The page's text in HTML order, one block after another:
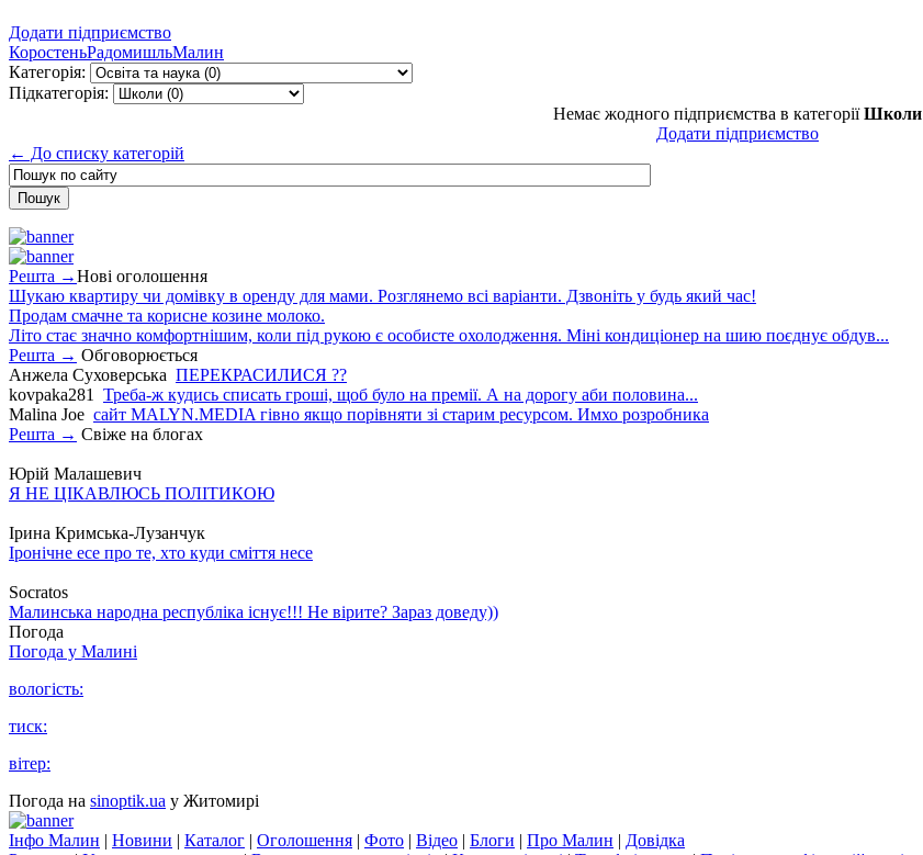
Додати підприємство
КоростеньРадомишльМалин
Категорія:
Підкатегорія:
Немає жодного підприємства в категоріїШколи
Додати підприємство
← До списку категорій
Решта →Нові оголошення
Шукаю квартиру чи домівку в оренду для мами. Розглянемо всі варіанти. Дзвоніть у будь який час!
Продам смачне та корисне козине молоко.
Літо стає значно комфортнішим, коли під рукою є особисте охолодження. Міні кондиціонер на шию поєднує обдув...
Решта → Обговорюється
Анжела Суховерська ПЕРЕКРАСИЛИСЯ ??
kovpaka281
Треба-ж кудись списать гроші, щоб було на премії. А на дорогу аби половина...
Malina Joe сайт MALYN.MEDIA гiвно якщо порiвняти зi старим ресурсом. Имхо розробника
Решта → Свіже на блогах
Юрій Малашевич
Я НЕ ЦІКАВЛЮСЬ ПОЛІТИКОЮ
Ірина Кримська-Лузанчук
Іронічне есе про те, хто куди сміття несе
Socratos
Малинська народна республіка існує!!! Не вірите? Зараз доведу))
Погода
Погода у Малині
вологість:
тиск:
вітер:
Погода на sinoptik.ua у Житомирі
Інфо Малин | Новини | Каталог | Оголошення | Фото | Відео | Блоги | Про Малин | Довідка